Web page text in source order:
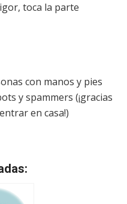
toca la parte
con manos y pies
y spammers (¡gracias
en casa!)